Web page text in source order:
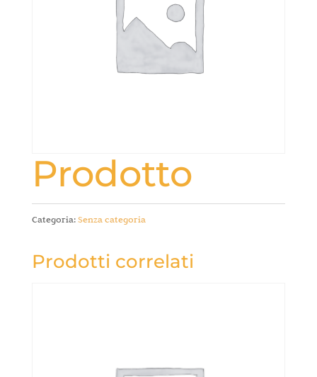
Prodotto
Categoria:Senza categoria
Prodotti correlati